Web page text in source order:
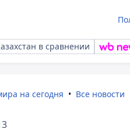
в сравнении
на сегодня Все новости